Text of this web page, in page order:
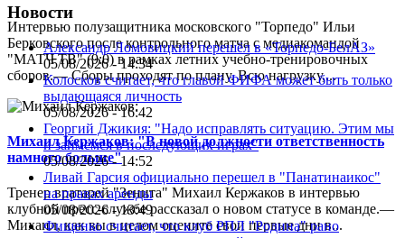
Интервью полузащитника московского "Торпедо" Ильи
Берковского после контрольного матча с медиакомандой
"МАТЧ ТВ" (9:0) в рамках летних учебно-тренировочных
сборов.— Сборы проходят по плану. Всю нагрузку,...
Михаил Кержаков: "В новой должности ответственность
намного больше"
Тренер вратарей "Зенита" Михаил Кержаков в интервью
клубной пресс-службе рассказал о новом статусе в команде.—
Михаил, как вы в целом оцените свои первые дни в...
Новости
Александр Ломовицкий перешёл в «Торпедо-БелАЗ»
05/08/2026 - 14:34
Колосков считает, что главой ФИФА может быть только
выдающаяся личность
05/08/2026 - 16:42
Георгий Джикия: "Надо исправлять ситуацию. Этим мы
и займёмся в последующих играх"
05/08/2026 - 14:52
Ливай Гарсия официально перешел в "Панатинаикос"
на правах аренды
05/08/2026 - 13:49
Фищенко считает, что клуб РПЛ "Родина" рано